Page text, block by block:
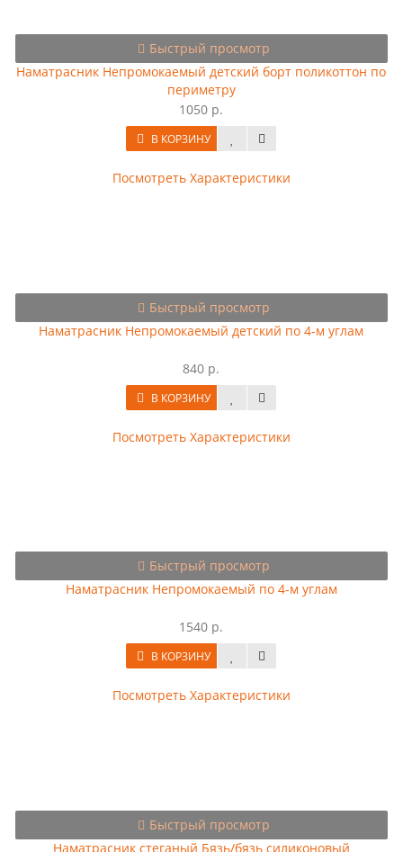
Быстрый просмотр
Наматрасник Непромокаемый детский борт поликоттон по
периметру
1050 р.
В КОРЗИНУ
Посмотреть Характеристики
Быстрый просмотр
Наматрасник Непромокаемый детский по 4-м углам
840 р.
В КОРЗИНУ
Посмотреть Характеристики
Быстрый просмотр
Наматрасник Непромокаемый по 4-м углам
1540 р.
В КОРЗИНУ
Посмотреть Характеристики
Быстрый просмотр
Наматрасник стеганый Бязь/бязь силиконовый